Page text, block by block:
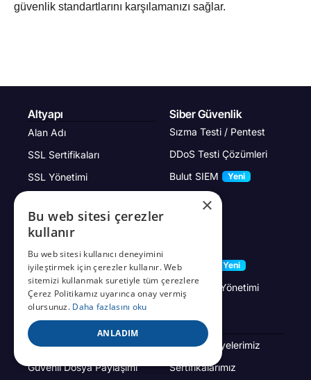
güvenlik standartlarını karşılamanızı sağlar.
Altyapı
Alan Adı
SSL Sertifikaları
SSL Yönetimi
Bulut Yedekleme
Performans Testi
Siber Güvenlik
Sızma Testi / Pentest
DDoS Testi Çözümleri
Bulut SIEM
Yeni
Bulut MDM
Bulut IAM
Yeni
IDM Kimlik Yönetimi
Diğer
Uç Nokta Güvenliği
Güvenli Dosya Paylaşımı
Kurumsal
Başarı Hikayelerimiz
Sertifikalarımız
×
Bu web sitesi çerezler
kullanır
Bu web sitesi kullanıcı deneyimini
iyileştirmek için çerezler kullanır. Web
sitemizi kullanmak suretiyle tüm çerezlere
Çerez Politikamız uyarınca onay vermiş
olursunuz. Daha fazlasını oku
ANLADIM